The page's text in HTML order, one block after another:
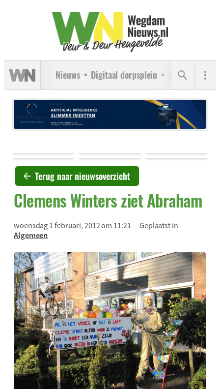
Nieuws Digitaal dorpsplein Verenigingen
Terug naar nieuwsoverzicht
Clemens Winters ziet Abraham
woensdag 1 februari, 2012 om 11:21
Geplaatst in
Algemeen